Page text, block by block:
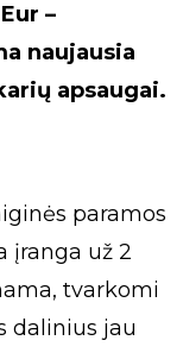
–
naujausia
apsaugai.
paramos
įranga už 2
tvarkomi
dalinius jau